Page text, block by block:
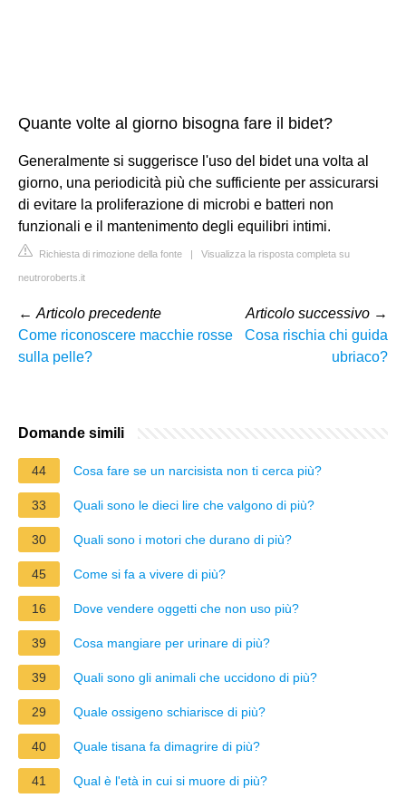
Quante volte al giorno bisogna fare il bidet?
Generalmente si suggerisce l'uso del bidet una volta al
giorno, una periodicità più che sufficiente per assicurarsi
di evitare la proliferazione di microbi e batteri non
funzionali e il mantenimento degli equilibri intimi.
Richiesta di rimozione della fonte | Visualizza la risposta completa su
neutroroberts.it
← Articolo precedente
Come riconoscere macchie rosse
sulla pelle?
Articolo successivo →
Cosa rischia chi guida
ubriaco?
Domande simili
44 Cosa fare se un narcisista non ti cerca più?
33 Quali sono le dieci lire che valgono di più?
30 Quali sono i motori che durano di più?
45 Come si fa a vivere di più?
16 Dove vendere oggetti che non uso più?
39 Cosa mangiare per urinare di più?
39 Quali sono gli animali che uccidono di più?
29 Quale ossigeno schiarisce di più?
40 Quale tisana fa dimagrire di più?
41 Qual è l'età in cui si muore di più?